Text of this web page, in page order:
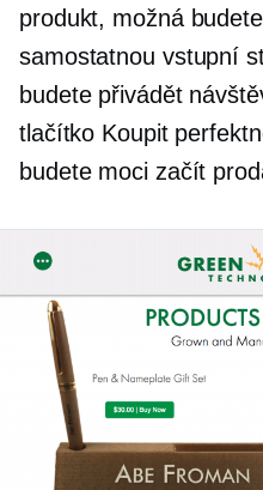
produkt, možná
samostatnou vstupní
budete přivádět
tlačítko Koupit
budete moci začít